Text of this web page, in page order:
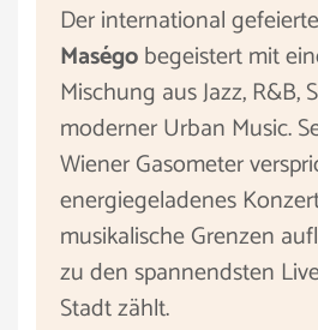
Der international
Maségobegeistert mit
Mischung aus Jazz, R&B,
moderner Urban Music.
Wiener Gasometer
energiegeladenes
musikalische Grenzen
zu den spannendsten
Stadt zählt.